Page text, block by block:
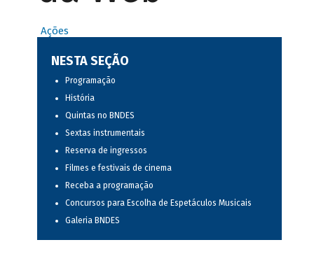
Ações
NESTA SEÇÃO
Programação
História
Quintas no BNDES
Sextas instrumentais
Reserva de ingressos
Filmes e festivais de cinema
Receba a programação
Concursos para Escolha de Espetáculos Musicais
Galeria BNDES